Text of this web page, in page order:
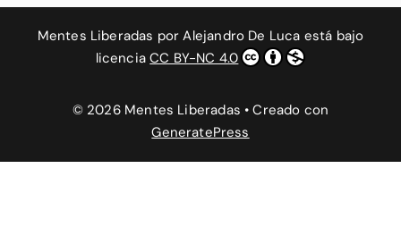
Mentes Liberadas porAlejandro De Luca está bajo
licenciaCC BY-NC 4.0
© 2026 Mentes Liberadas • Creado con
GeneratePress